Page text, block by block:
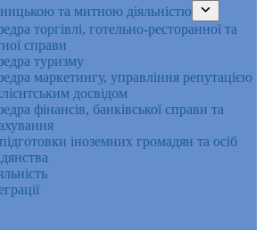
та митною діяльністю
торгівлі, готельно-ресторанної та
справи
туризму
маркетингу, управління репутацією
досвідом
фінансів, банківської справи та
іноземних громадян та осіб